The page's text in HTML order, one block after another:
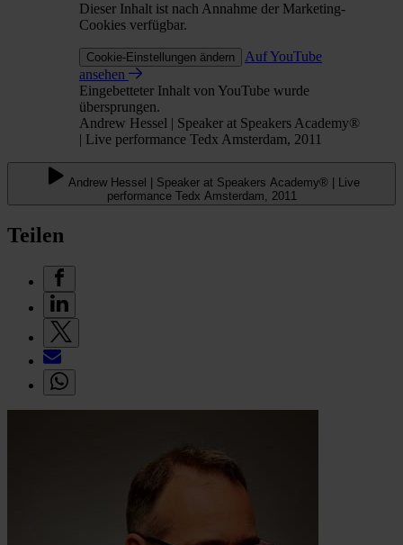
Dieser Inhalt ist nach Annahme der Marketing-
Cookies verfügbar.
Cookie-Einstellungen ändern
Auf YouTube
ansehen
Eingebetteter Inhalt von YouTube wurde
übersprungen.
Andrew Hessel | Speaker at Speakers Academy®
| Live performance Tedx Amsterdam, 2011
Andrew Hessel | Speaker at Speakers Academy® | Live
performance Tedx Amsterdam, 2011
Teilen